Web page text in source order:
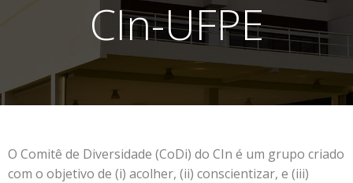
CIn-UFPE
O Comitê de Diversidade (CoDi) do CIn é um grupo criado
com o objetivo de (i) acolher, (ii) conscientizar, e (iii)